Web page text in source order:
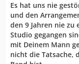
Es hat uns nie
und den
den 9 Jahren nie
Studio gegangen
mit Deinem Mann
nicht die Tatsache,